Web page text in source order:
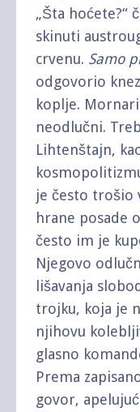
„Šta hoćete?“
skinuti
crvenu. Samo
odgovorio
koplje.
neodlučni.
Lihtenštajn,
je često trošio
hrane posade
često im je
Njegovo
lišavanja
trojku, koja je
njihovu
glasno
Prema
govor,